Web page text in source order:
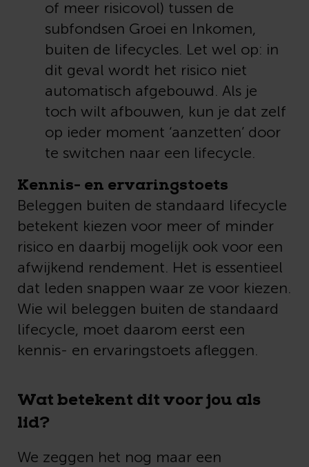
of meer risicovol) tussen de
subfondsen Groei en Inkomen,
buiten de lifecycles. Let wel op: in
dit geval wordt het risico niet
automatisch afgebouwd. Als je
toch wilt afbouwen, kun je dat zelf
op ieder moment ‘aanzetten’ door
te switchen naar een lifecycle.
Kennis- en ervaringstoets
Beleggen buiten de standaard lifecycle
betekent kiezen voor meer of minder
risico en daarbij mogelijk ook voor een
afwijkend rendement. Het is essentieel
dat leden snappen waar ze voor kiezen.
Wie wil beleggen buiten de standaard
lifecycle, moet daarom eerst een
kennis- en ervaringstoets afleggen.
Wat betekent dit voor jou als
lid?
We zeggen het nog maar een